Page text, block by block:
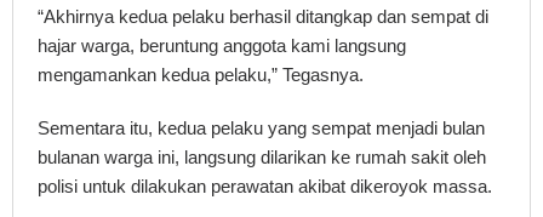
“Akhirnya kedua pelaku berhasil ditangkap dan sempat di
hajar warga, beruntung anggota kami langsung
mengamankan kedua pelaku,” Tegasnya.
Sementara itu, kedua pelaku yang sempat menjadi bulan
bulanan warga ini, langsung dilarikan ke rumah sakit oleh
polisi untuk dilakukan perawatan akibat dikeroyok massa.